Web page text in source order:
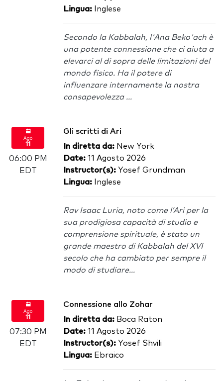
Lingua: Inglese
Secondo la Kabbalah, l'Ana Beko'ach è
una potente connessione che ci aiuta a
elevarci al di sopra delle limitazioni del
mondo fisico. Ha il potere di
influenzare internamente la nostra
consapevolezza ...
Ago
11
06:00 PM
EDT
Gli scritti di Ari
In diretta da: New York
Date: 11 Agosto 2026
Instructor(s): Yosef Grundman
Lingua: Inglese
Rav Isaac Luria, noto come l’Ari per la
sua prodigiosa capacità di studio e
comprensione spirituale, è stato un
grande maestro di Kabbalah del XVI
secolo che ha cambiato per sempre il
modo di studiare...
Ago
11
07:30 PM
EDT
Connessione allo Zohar
In diretta da: Boca Raton
Date: 11 Agosto 2026
Instructor(s): Yosef Shvili
Lingua: Ebraico